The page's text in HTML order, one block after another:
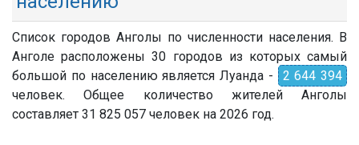
Список городов Анголы по численности населения. В
Анголе расположены 30 городов из которых самый
большой по населению является Луанда -
2 644 394
человек. Общее количество жителей Анголы
составляет 31 825 057 человек на 2026 год.